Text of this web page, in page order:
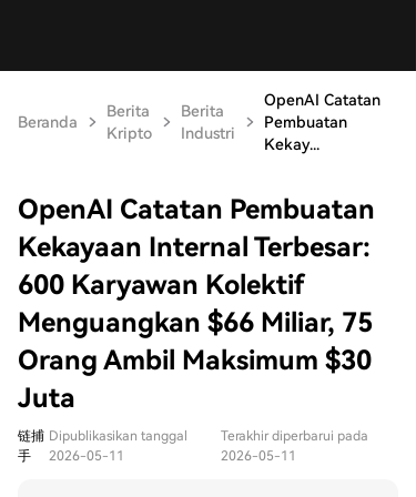
Beranda
Berita
Kripto
Berita
Industri
OpenAI Catatan
Pembuatan
Kekay...
OpenAI Catatan Pembuatan
Kekayaan Internal Terbesar:
600 Karyawan Kolektif
Menguangkan $66 Miliar, 75
Orang Ambil Maksimum $30
Juta
链捕
手
Dipublikasikan tanggal
2026-05-11
Terakhir diperbarui pada
2026-05-11